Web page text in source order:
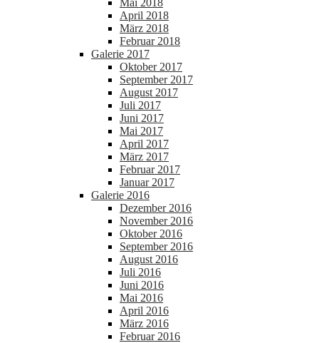
April 2018
März 2018
Februar 2018
Galerie 2017
Oktober 2017
September 2017
August 2017
Juli 2017
Juni 2017
Mai 2017
April 2017
März 2017
Februar 2017
Januar 2017
Galerie 2016
Dezember 2016
November 2016
Oktober 2016
September 2016
August 2016
Juli 2016
Juni 2016
Mai 2016
April 2016
März 2016
Februar 2016